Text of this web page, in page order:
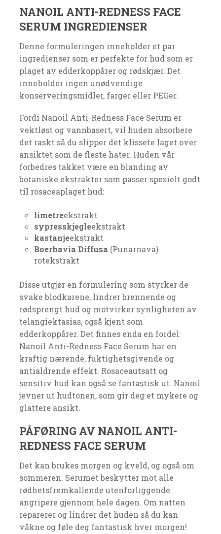
NANOIL ANTI-REDNESS FACE
SERUM INGREDIENSER
Denne formuleringen inneholder et par
ingredienser som er perfekte for hud som er
plaget av edderkoppårer og rødskjær. Det
inneholder ingen unødvendige
konserveringsmidler, farger eller PEGer.
Fordi Nanoil Anti-Redness Face Serum er
vektløst og vannbasert, vil huden absorbere
det raskt så du slipper det klissete laget over
ansiktet som de fleste hater. Huden vår
forbedres takket være en blanding av
botaniske ekstrakter som passer spesielt godt
til rosaceaplaget hud:
limetreekstrakt
sypresskjegleekstrakt
kastanjeekstrakt
Boerhavia Diffusa (Punarnava)
rotekstrakt
Disse utgjør en formulering som styrker de
svake blodkarene, lindrer brennende og
rødsprengt hud og motvirker synligheten av
telangiektasias, også kjent som
edderkoppårer. Det finnes enda en fordel:
Nanoil Anti-Redness Face Serum har en
kraftig nærende, fuktighetsgivende og
antialdrende effekt. Rosaceautsatt og
sensitiv hud kan også se fantastisk ut. Nanoil
jevner ut hudtonen, som gir deg et mykere og
glattere ansikt.
PÅFØRING AV NANOIL ANTI-
REDNESS FACE SERUM
Det kan brukes morgen og kveld, og også om
sommeren. Serumet beskytter mot alle
rødhetsfremkallende utenforliggende
angripere gjennom hele dagen. Om natten
reparerer og lindrer det huden så du kan
våkne og føle deg fantastisk hver morgen!